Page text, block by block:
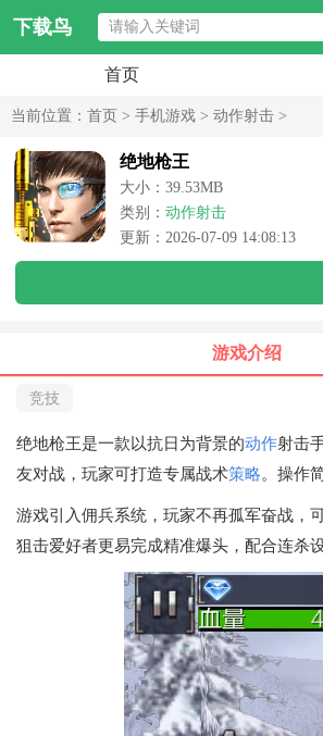
下载鸟
首页
当前位置： 首页 > 手机游戏 > 动作射击 >
绝地枪王
大小：39.53MB
类别： 动作射击
更新：2026-07-09 14:08:13
游戏介绍
竞技
绝地枪王是一款以抗日为背景的动作射击
友对战，玩家可打造专属战术策略。操作
游戏引入佣兵系统，玩家不再孤军奋战，
狙击爱好者更易完成精准爆头，配合连杀